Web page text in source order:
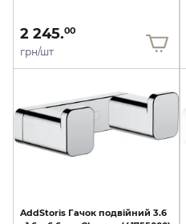
2 245.00
грн/шт
AddStoris Гачок подвійний 3.6